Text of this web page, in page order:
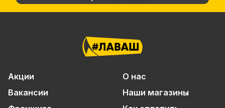
Акции
О нас
Вакансии
Наши магазины